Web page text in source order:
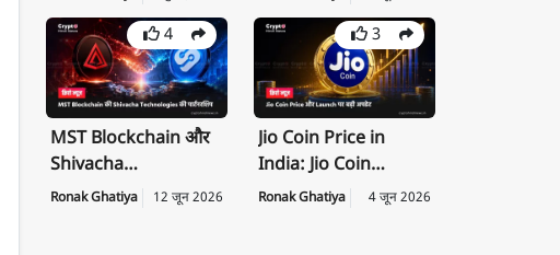
Export
उपलब्धि
4
MST Blockchain और
Shivacha
Technologies के बीच
Ronak Ghatiya 12 जून 2026
3
Jio Coin Price in
India: Jio Coin
Launch Date, Price
Ronak Ghatiya 4 जून 2026